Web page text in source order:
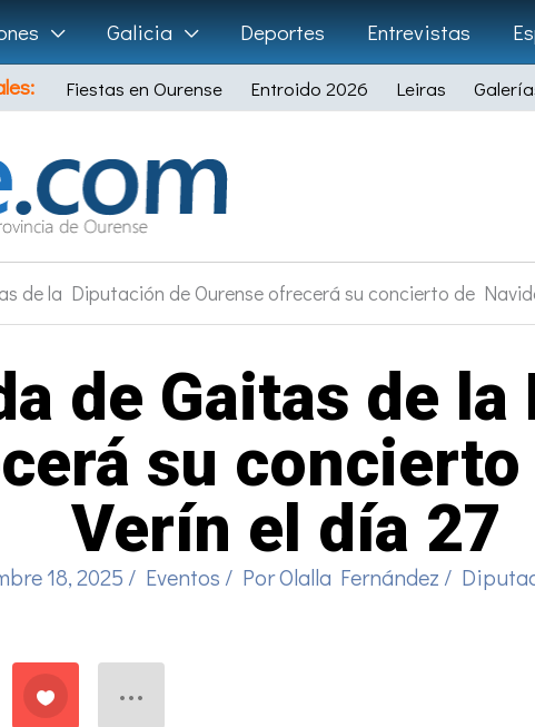
Galicia Deportes Entrevistas
Fiestas en Ourense Entroido 2026 Leiras
de la Diputación de Ourense ofrecerá su concierto de
de Gaitas de
su
Verín el día 27
18, 2025 / Eventos / PorOlalla Fernández /